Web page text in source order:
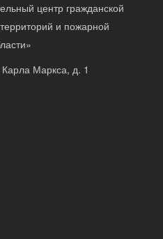
центр гражданской
и пожарной
Маркса, д. 1